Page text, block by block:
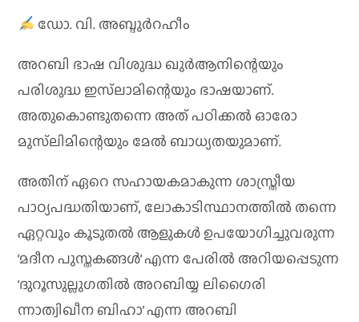
ഡോ. വി. അബ്ദുർറഹീം
അറബി ഭാഷ വിശുദ്ധ ഖുർആനിന്റെയും
പരിശുദ്ധ ഇസ്‌ലാമിന്റെയും ഭാഷയാണ്.
അതുകൊണ്ടുതന്നെ അത് പഠിക്കൽ ഓരോ
മുസ്‌ലിമിന്റെയും മേൽ ബാധ്യതയുമാണ്.
അതിന് ഏറെ സഹായകമാകുന്ന ശാസ്ത്രീയ
പാഠ്യപദ്ധതിയാണ്, ലോകാടിസ്ഥാനത്തിൽ തന്നെ
ഏറ്റവും കൂടുതൽ ആളുകൾ ഉപയോഗിച്ചുവരുന്ന
‘മദീന പുസ്തകങ്ങൾ’ എന്ന പേരിൽ അറിയപ്പെടുന്ന
‘ദുറൂസുല്ലുഗതിൽ അറബിയ്യ ലിഗൈരി
ന്നാത്വിഖീന ബിഹാ’ എന്ന അറബി